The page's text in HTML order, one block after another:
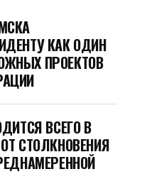
КАК ОДИН
ПРОЕКТОВ
ВСЕГО В
СТОЛКНОВЕНИЯ